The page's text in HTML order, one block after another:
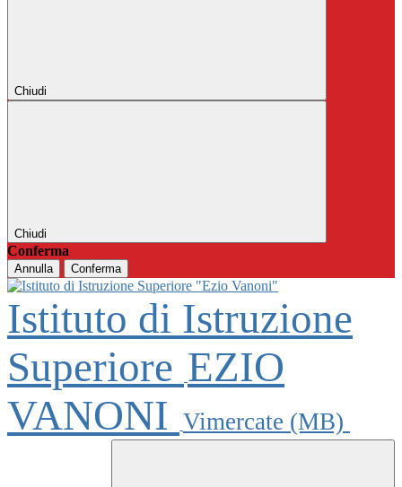
Chiudi
Chiudi
Conferma
Annulla Conferma
Istituto di Istruzione
Superiore EZIO
VANONI Vimercate (MB)